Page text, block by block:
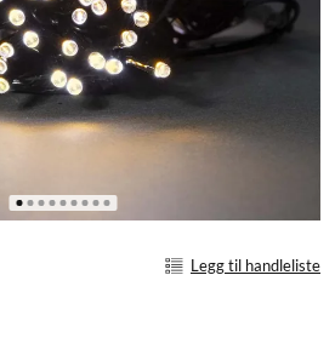
Legg til handleliste